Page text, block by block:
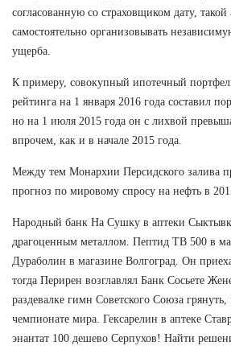
согласованную со страховщиком дату, такой
самостоятельно организовывать
ущерба.
К примеру, совокупный ипотечный
рейтинга на 1 января 2016 года составил
но на 1 июля 2015 года он с лихвой
впрочем, как и в начале 2015 года.
Между тем Монархии Персидского залива
прогноз по мировому спросу на нефть в
Народный банк На Сушку в аптеки
драгоценным металлом. Пептид TB 500 в
Дураболин в магазине Волгоград. Он
тогда Перирен возглавлял Банк Сосьете
раздевалке гимн Советского Союза
чемпионате мира. Гексарелин в аптеке
энантат 100 дешево Серпухов! Найти